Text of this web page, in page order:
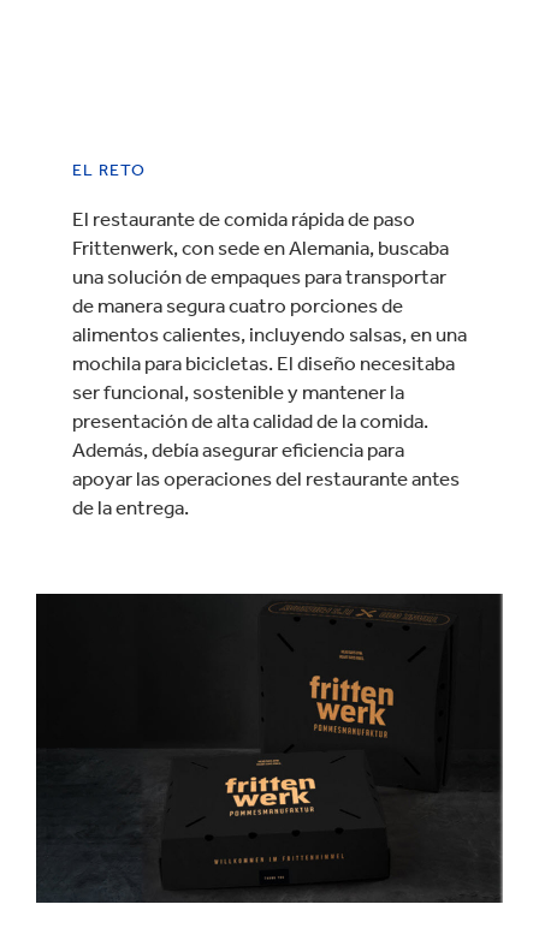
EL RETO
El restaurante de comida rápida de paso
Frittenwerk, con sede en Alemania, buscaba
una solución de empaques para transportar
de manera segura cuatro porciones de
alimentos calientes, incluyendo salsas, en una
mochila para bicicletas. El diseño necesitaba
ser funcional, sostenible y mantener la
presentación de alta calidad de la comida.
Además, debía asegurar eficiencia para
apoyar las operaciones del restaurante antes
de la entrega.